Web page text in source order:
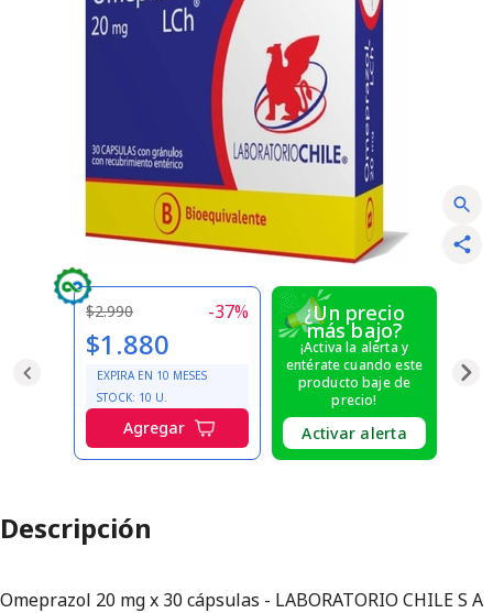
$2.990 -37%
$1.880
EXPIRA EN 10 MESES
STOCK: 10 U.
Agregar
¿Un precio
más bajo?
¡Activa la alerta y
entérate cuando este
producto baje de
precio!
Activar alerta
Descripción
Omeprazol 20 mg x 30 cápsulas - LABORATORIO CHILE S A